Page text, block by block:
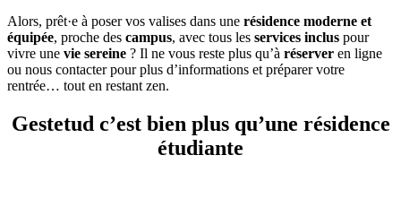
Alors, prêt·e à poser vos valises dans une résidence moderne et
équipée, proche des campus, avec tous les services inclus pour
vivre une vie sereine ? Il ne vous reste plus qu’à réserver en ligne
ou nous contacter pour plus d’informations et préparer votre
rentrée… tout en restant zen.
Gestetud c’est bien plus qu’une résidence
étudiante